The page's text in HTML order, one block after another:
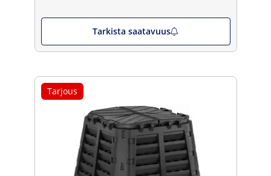
Tarkista saatavuus
Tarjous